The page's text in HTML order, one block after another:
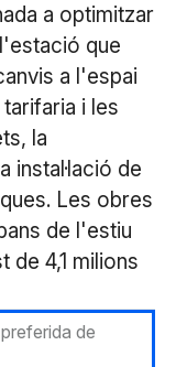
a optimitzar
que
a l'espai
i les
la
instal·lació de
Les obres
de l'estiu
de 4,1 milions
de